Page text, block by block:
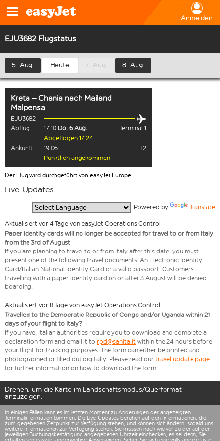
Anmelden
EJU3682 Flugstatus
5. Aug. Heute 7. Aug. 8. Aug.
Kreta – Chania nach Mailand
Malpensa
EJU3682
Abflug
17:10 Do. 6 Aug.
Terminal 1
Abgeflogen 17:24
Ankunft
19:05
T2
Pünktlich angekommen
Der Flug wird durchgeführt von easyJet Europe
Live-Updates
Powered by Translate
Aktualisiert vor 4 Tage von easyJet Operations Control
Paper identity cards will no longer be accepted for travel to or from Italy
from the 3rd of August
If you are planning to travel to or from Italy after this date, you must
present one of the following travel documents: An Electronic Identity
Card/Italian National Identity Card or a valid passport. Customers
travelling with a paper identity card on or after 3 August will be denied
boarding.
Aktualisiert vor 8 Tage von easyJet Operations Control
Travelled to the Democratic Republic of Congo and/or Uganda within 21
days of your flight to Italy?
If you have, Italian authorities require you to download and complete a
declaration form and email it to rpd@sanita.it within the 24 hours before
your flight for tracking purposes. The form can either be printed and
photographed or filled out digitally. Please read our travel update page
for further information on how to download the form.
Drehen, um die Karte im Landschaftsmodus/Querformat
anzuzeigen.
In einigen Fällen kann es im letzten Moment zu Änderungen der angezeigten
Terminalinformation kommen. Die Live-Updates beruhen auf den Informationen, die
zum gegebenen Zeitpunkt zur Verfügung stehen, und können sich ändern, sobald uns
weitere Informationen zur Verfügung stehen. Sie müssen nach wie vor zu der auf der
jeweiligen Buchungsbestätigung angegebenen Uhrzeit einchecken, es sei denn, Sie